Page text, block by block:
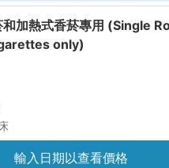
加熱式香菸專用 (Single
only)
輸入日期以查看價格